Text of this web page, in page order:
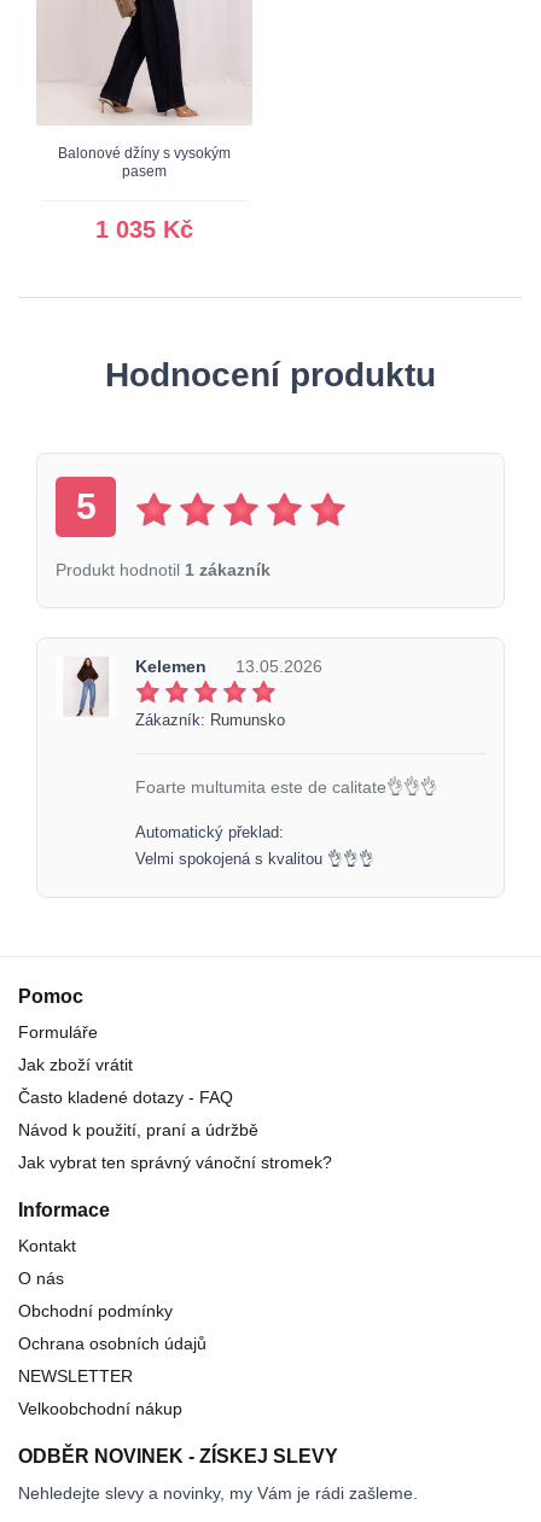
Balonové džíny s vysokým
pasem
1 035 Kč
Hodnocení produktu
5
Produkt hodnotil 1 zákazník
Kelemen 13.05.2026
Zákazník: Rumunsko
Foarte multumita este de calitate👌👌👌
Automatický překlad:
Velmi spokojená s kvalitou 👌👌👌
Pomoc
Formuláře
Jak zboží vrátit
Často kladené dotazy - FAQ
Návod k použití, praní a údržbě
Jak vybrat ten správný vánoční stromek?
Informace
Kontakt
O nás
Obchodní podmínky
Ochrana osobních údajů
NEWSLETTER
Velkoobchodní nákup
ODBĚR NOVINEK - ZÍSKEJ SLEVY
Nehledejte slevy a novinky, my Vám je rádi zašleme.